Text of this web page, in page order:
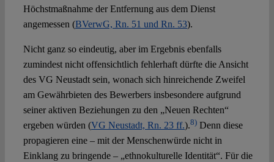
Höchstmaßnahme der Entfernung aus dem Dienst
angemessen (BVerwG, Rn. 51 und Rn. 53).
Nicht ganz so eindeutig, aber im Ergebnis ebenfalls
zumindest nicht offensichtlich fehlerhaft dürfte die Ansicht
des VG Neustadt sein, wonach sich hinreichende Zweifel
am Gewährbieten des Bewerbers insbesondere aufgrund
seiner aktiven Beziehungen zu den „Neuen Rechten“
ergeben würden (VG Neustadt, Rn. 23 ff.).8)Denn diese
propagieren eine – mit der Menschenwürde nicht in
Einklang zu bringende – „ethnokulturelle Identität“. Für die